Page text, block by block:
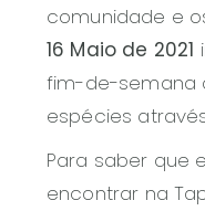
comunidade e
16 Maio de 2021
fim-de-semana
espécies
Para saber que
encontrar na